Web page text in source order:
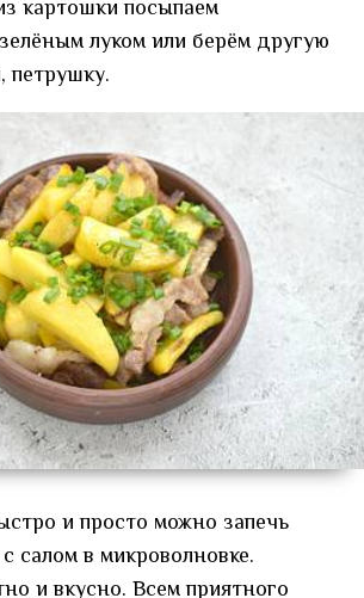
картошки посыпаем
луком или берём другую
петрушку.
и просто можно запечь
салом в микроволновке.
и вкусно. Всем приятного